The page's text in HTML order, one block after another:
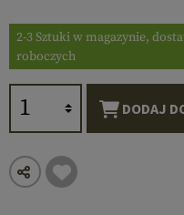
2-3 Sztuki w magazynie,
roboczych
DODAJ